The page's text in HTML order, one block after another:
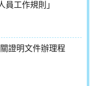
員工作規則」
證明文件辦理程